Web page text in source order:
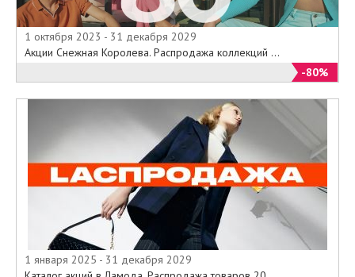
1 октября 2023 - 31 декабря 2029
Акции Снежная Королева. Распродажа коллекций ...
-80%
1 января 2025 - 31 декабря 2029